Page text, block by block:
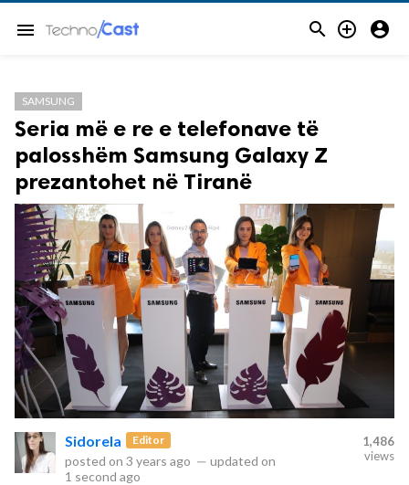
menu   
SAMSUNG
Seria më e re e telefonave të
palosshëm Samsung Galaxy Z
prezantohet në Tiranë
Sidorela Editor
posted on 3 years ago — updated on
1 second ago
1,486
views